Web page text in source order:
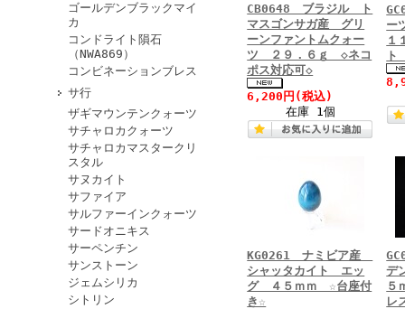
ゴールデンブラックマイ
カ
コンドライト隕石
（NWA869）
コンビネーションブレス
サ行
ザギマウンテンクォーツ
サチャロカクォーツ
サチャロカマスタークリ
スタル
サヌカイト
サファイア
サルファーインクォーツ
サードオニキス
サーペンチン
サンストーン
ジェムシリカ
シトリン
CB0648 ブラジル ト
マスゴンサガ産 グリ
ーンファントムクォー
ツ ２９．６ｇ ◇ネコ
ポス対応可◇
6,200円 (税込)
在庫 1個
ー
１
ト
KG0261 ナミビア産
シャッタカイト エッ
グ ４５ｍｍ ☆台座付
き☆
デ
５
レ